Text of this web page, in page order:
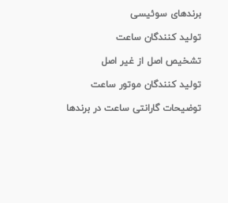
برندهای سوئیسی
تولید کنندگان ساعت
تشخیص اصل از غیر اصل
تولید کنندگان موتور ساعت
توضیحات گارانتی ساعت در برندها